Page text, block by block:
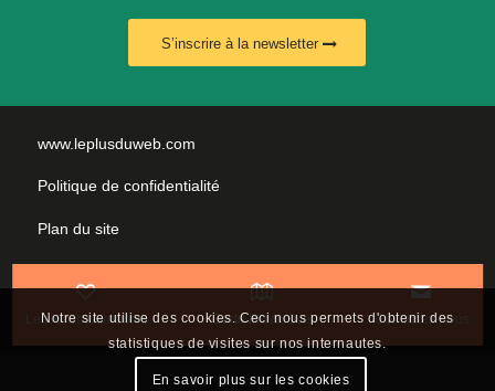
Les incontournables Carte interactive Contactez-nous
S’inscrire à la newsletter
www.leplusduweb.com
Politique de confidentialité
Plan du site
Nous contacter
Notre site utilise des cookies. Ceci nous permets d'obtenir des
statistiques de visites sur nos internautes.
En savoir plus sur les cookies